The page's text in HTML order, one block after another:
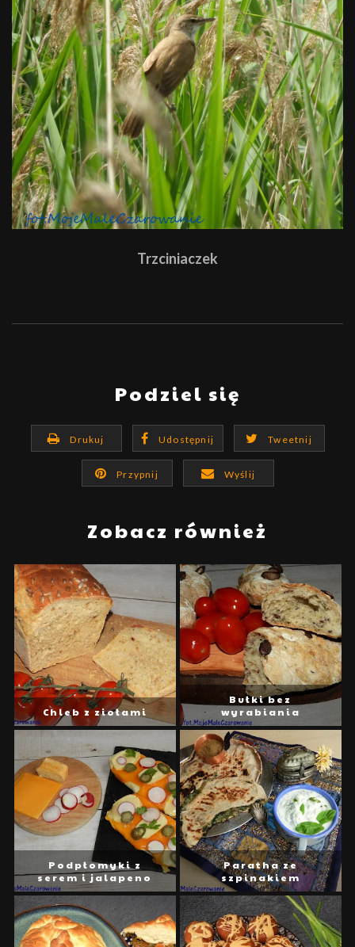
Trzciniaczek
Podziel się
Drukuj Udostępnij Tweetnij
Przypnij Wyślij
Zobacz również
Chleb z ziołami
Bułki bez
wyrabiania
Podpłomyki z
serem i jalapeno
Paratha ze
szpinakiem